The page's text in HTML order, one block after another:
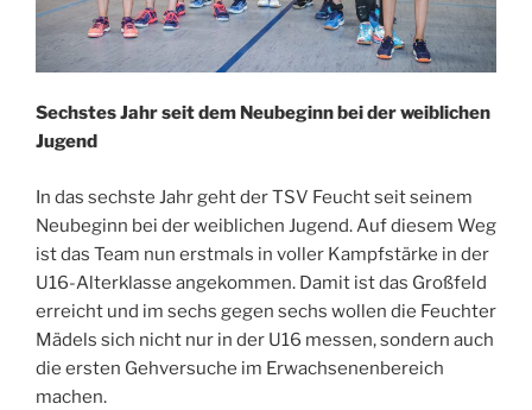
Sechstes Jahr seit dem Neubeginn bei der weiblichen
Jugend
In das sechste Jahr geht der TSV Feucht seit seinem
Neubeginn bei der weiblichen Jugend. Auf diesem Weg
ist das Team nun erstmals in voller Kampfstärke in der
U16-Alterklasse angekommen. Damit ist das Großfeld
erreicht und im sechs gegen sechs wollen die Feuchter
Mädels sich nicht nur in der U16 messen, sondern auch
die ersten Gehversuche im Erwachsenenbereich
machen.